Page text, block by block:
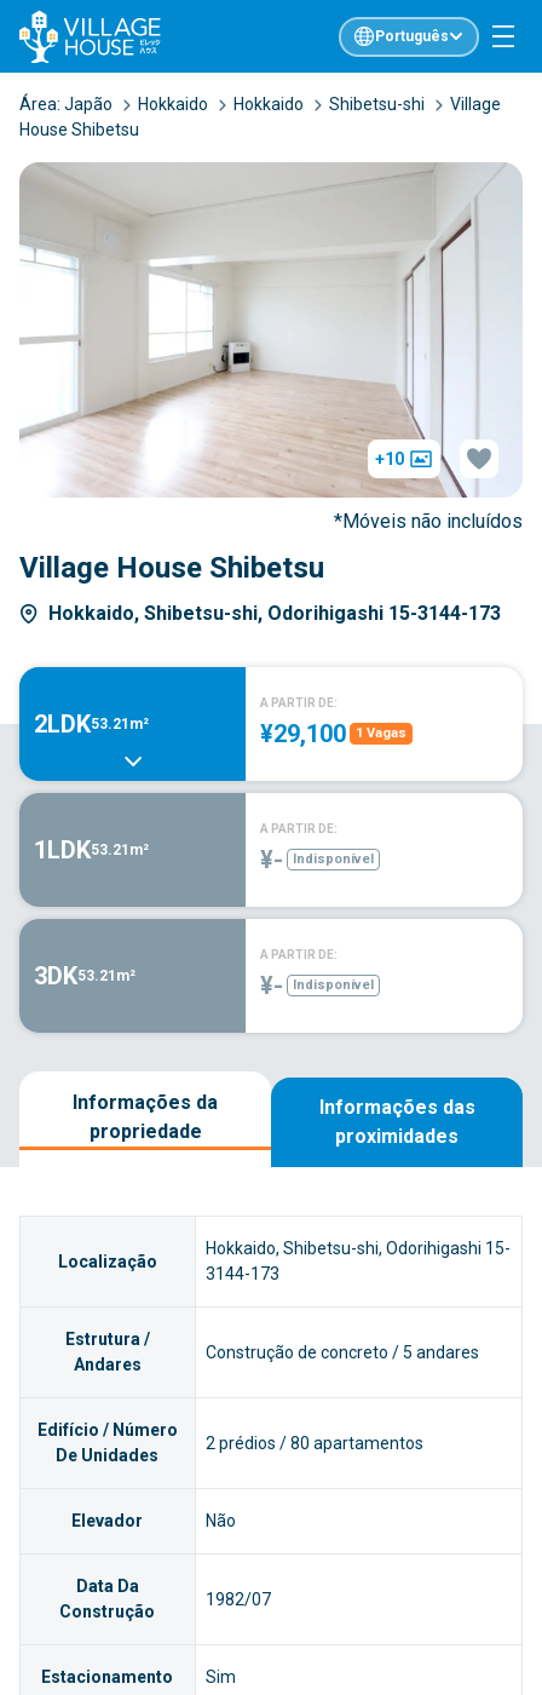
Português
Área: Japão Hokkaido Hokkaido Shibetsu-shi
Village
House Shibetsu
Village House Shibetsu
Hokkaido, Shibetsu-shi, Odorihigashi 15-3144-173
+10
*Móveis não incluídos
2LDK53.21m²
A PARTIR DE:
¥29,100 1 Vagas
1LDK53.21m²
A PARTIR DE:
¥- Indisponível
3DK53.21m²
A PARTIR DE:
¥- Indisponível
Informações da
propriedade
Informações das
proximidades
Localização
Hokkaido, Shibetsu-shi, Odorihigashi 15-
3144-173
Estrutura /
Andares
Construção de concreto / 5 andares
Edifício / Número
De Unidades
2 prédios / 80 apartamentos
Elevador Não
Data Da
Construção
1982/07
Estacionamento Sim